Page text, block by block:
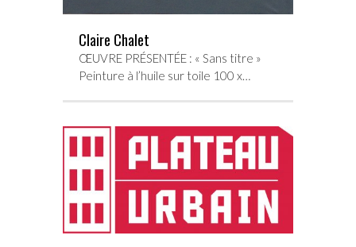
Claire Chalet
ŒUVRE PRÉSENTÉE : « Sans titre »
Peinture à l’huile sur toile 100 x…